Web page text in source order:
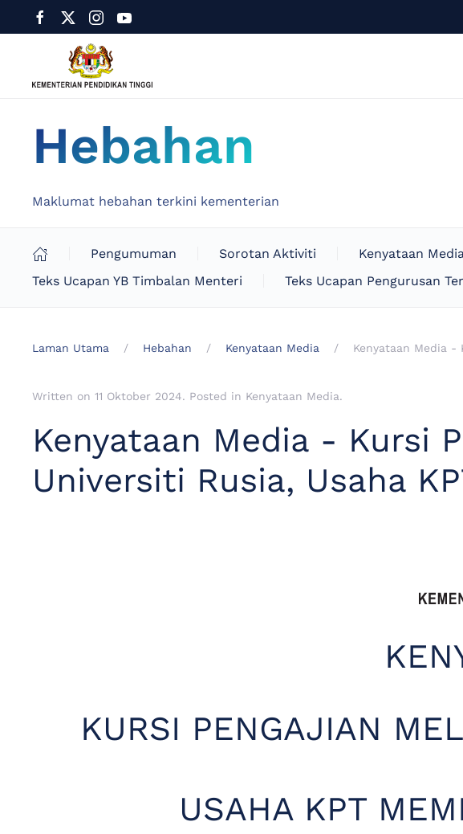
Hebahan
Maklumat hebahan terkini kementerian
Pengumuman Sorotan Aktiviti Kenyataan Media
Teks Ucapan YB Timbalan Menteri
Teks Ucapan Pengurusan
Laman Utama Hebahan Kenyataan Media Kenyataan Media -
Written on 11 Oktober 2024. Posted in Kenyataan Media.
Kenyataan Media - Kursi
Universiti Rusia, Usaha
KURSI PENGAJIAN
USAHA KPT